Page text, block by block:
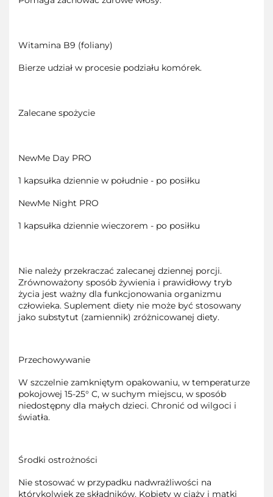
Witamina B9 (foliany)
Bierze udział w procesie podziału komórek.
Zalecane spożycie
NewMe Day PRO
1 kapsułka dziennie w południe - po posiłku
NewMe Night PRO
1 kapsułka dziennie wieczorem - po posiłku
Nie należy przekraczać zalecanej dziennej porcji.
Zrównoważony sposób żywienia i prawidłowy tryb
życia jest ważny dla funkcjonowania organizmu
człowieka. Suplement diety nie może być stosowany
jako substytut (zamiennik) zróżnicowanej diety.
Przechowywanie
W szczelnie zamkniętym opakowaniu, w temperaturze
pokojowej 15-25° C, w suchym miejscu, w sposób
niedostępny dla małych dzieci. Chronić od wilgoci i
światła.
Środki ostrożności
Nie stosować w przypadku nadwrażliwości na
którykolwiek ze składników. Kobiety w ciąży i matki